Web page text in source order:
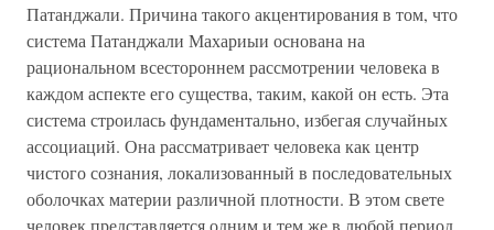
Патанджали. Причина такого акцентирования в том, что
система Патанджали Махариыи основана на
рациональном всестороннем рассмотрении человека в
каждом аспекте его существа, таким, какой он есть. Эта
система строилась фундаментально, избегая случайных
ассоциаций. Она рассматривает человека как центр
чистого сознания, локализованный в последовательных
оболочках материи различной плотности. В этом свете
человек представляется одним и тем же в любой период